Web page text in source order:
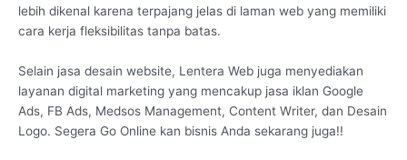
lebih dikenal karena terpajang jelas di laman web yang memiliki
cara kerja fleksibilitas tanpa batas.
Selain jasa desain website, Lentera Web juga menyediakan
layanan digital marketing yang mencakup jasa iklan Google
Ads, FB Ads, Medsos Management, Content Writer, dan Desain
Logo. Segera Go Online kan bisnis Anda sekarang juga!!